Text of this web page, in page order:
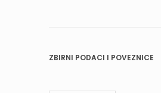
ZBIRNI PODACI I POVEZNICE